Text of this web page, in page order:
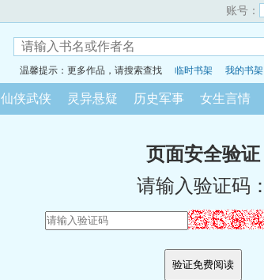
账号：
温馨提示：更多作品，请搜索查找 临时书架 我的书架
仙侠武侠 灵异悬疑 历史军事 女生言情
页面安全验证
请输入验证码：